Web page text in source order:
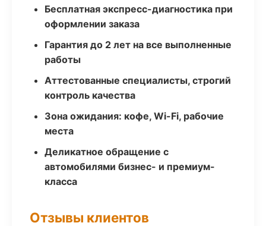
Бесплатная экспресс-диагностика при
оформлении заказа
Гарантия до 2 лет на все выполненные
работы
Аттестованные специалисты, строгий
контроль качества
Зона ожидания: кофе, Wi-Fi, рабочие
места
Деликатное обращение с
автомобилями бизнес- и премиум-
класса
Отзывы клиентов